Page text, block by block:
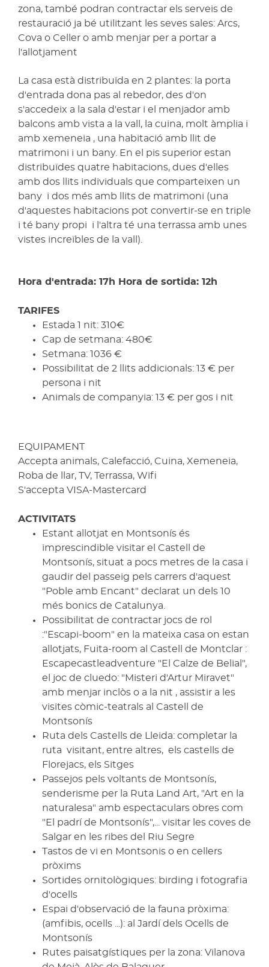
zona, també podran contractar els serveis de
restauració ja bé utilitzant les seves sales: Arcs,
Cova o Celler o amb menjar per a portar a
l'allotjament
La casa està distribuïda en 2 plantes: la porta
d'entrada dona pas al rebedor, des d'on
s'accedeix a la sala d'estar i el menjador amb
balcons amb vista a la vall, la cuina, molt àmplia i
amb xemeneia , una habitació amb llit de
matrimoni i un bany. En el pis superior estan
distribuïdes quatre habitacions, dues d'elles
amb dos llits individuals que comparteixen un
bany i dos més amb llits de matrimoni (una
d'aquestes habitacions pot convertir-se en triple
i té bany propi i l'altra té una terrassa amb unes
vistes increïbles de la vall).
Hora d'entrada: 17h Hora de sortida: 12h
TARIFES
Estada 1 nit: 310€
Cap de setmana: 480€
Setmana: 1036 €
Possibilitat de 2 llits addicionals: 13 € per
persona i nit
Animals de companyia: 13 € per gos i nit
EQUIPAMENT
Accepta animals, Calefacció, Cuina, Xemeneia,
Roba de llar, TV, Terrassa, Wifi
S'accepta VISA-Mastercard
ACTIVITATS
Estant allotjat en Montsonís és
imprescindible visitar el Castell de
Montsonís, situat a pocs metres de la casa i
gaudir del passeig pels carrers d'aquest
"Poble amb Encant" declarat un dels 10
més bonics de Catalunya.
Possibilitat de contractar jocs de rol
:"Escapi-boom" en la mateixa casa on estan
allotjats, Fuita-room al Castell de Montclar :
Escapecastleadventure "El Calze de Belial",
el joc de cluedo: "Misteri d'Artur Miravet"
amb menjar inclòs o a la nit , assistir a les
visites còmic-teatrals al Castell de
Montsonís
Ruta dels Castells de Lleida: completar la
ruta visitant, entre altres, els castells de
Florejacs, els Sitges
Passejos pels voltants de Montsonís,
senderisme per la Ruta Land Art, "Art en la
naturalesa" amb espectaculars obres com
"El padrí de Montsonís",... visitar les coves de
Salgar en les ribes del Riu Segre
Tastos de vi en Montsonis o en cellers
pròxims
Sortides ornitològiques: birding i fotografia
d'ocells
Espai d'observació de la fauna pròxima:
(amfibis, ocells ...): al Jardí dels Ocells de
Montsonís
Rutes paisatgístiques per la zona: Vilanova